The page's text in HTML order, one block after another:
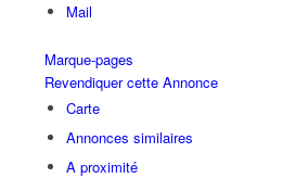
Mail
Marque-pages
Revendiquer cette Annonce
Carte
Annonces similaires
A proximité